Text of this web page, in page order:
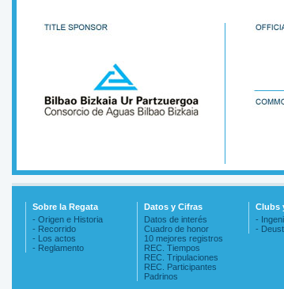
Sobre la Regata
- Origen e Historia
- Recorrido
- Los actos
- Reglamento
Datos y Cifras
Datos de interés
Cuadro de honor
10 mejores registros
REC. Tiempos
REC. Tripulaciones
REC. Participantes
Padrinos
Clubs
-
-